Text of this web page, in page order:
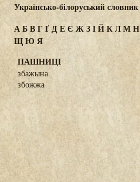
Українсько-білоруський словник
АБВГҐДЕЄ ЖЗІЙКЛМН
ЩЮ Я
ПАШНИЦІ
збажына
збожжа